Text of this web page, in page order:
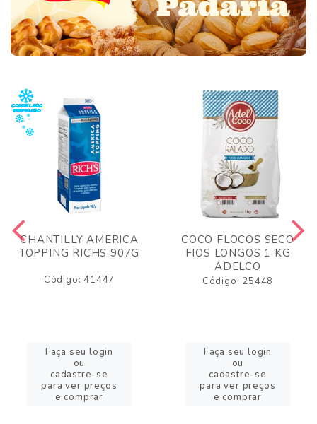
CHANTILLY AMERICA
TOPPING RICHS 907G
Código: 41447
Faça seu login
ou
cadastre-se
para ver preços
e comprar
COCO FLOCOS SECO
FIOS LONGOS 1 KG
ADELCO
Código: 25448
Faça seu login
ou
cadastre-se
para ver preços
e comprar